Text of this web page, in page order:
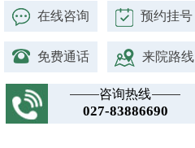
在线咨询 预约挂号
免费通话 来院路线
咨询热线
027-83886690